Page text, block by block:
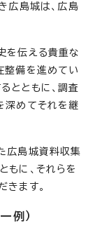
広島城は、広島
を伝える貴重な
整備を進めてい
とともに、調査
深めてそれを継
広島城資料収集
もに、それらを
きます。
例）